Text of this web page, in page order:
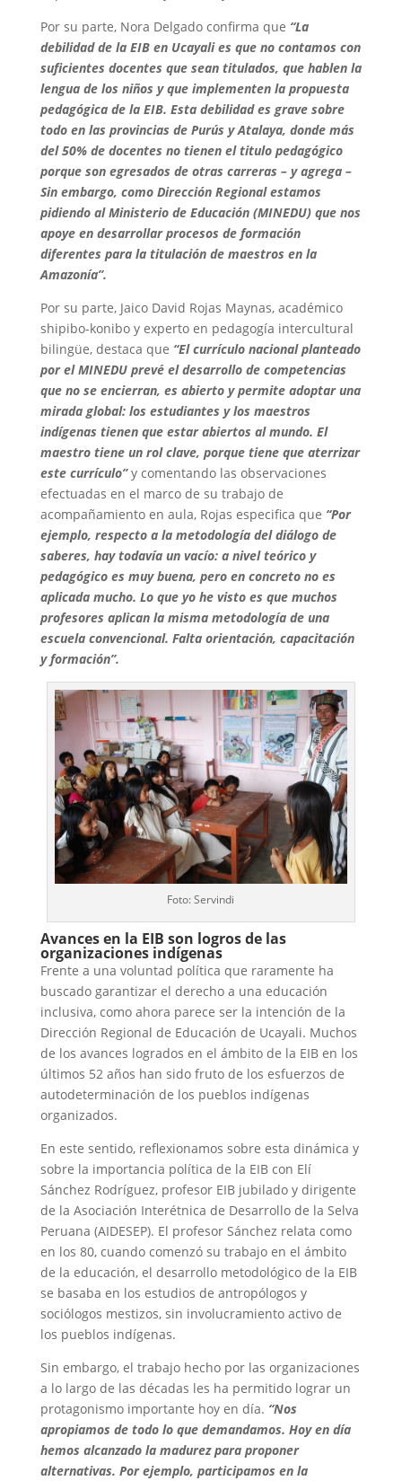
Por su parte, Nora Delgado confirma que “La
debilidad de la EIB en Ucayali es que no contamos con
suficientes docentes que sean titulados, que hablen la
lengua de los niños y que implementen la propuesta
pedagógica de la EIB. Esta debilidad es grave sobre
todo en las provincias de Purús y Atalaya, donde más
del 50% de docentes no tienen el titulo pedagógico
porque son egresados de otras carreras – y agrega –
Sin embargo, como Dirección Regional estamos
pidiendo al Ministerio de Educación (MINEDU) que nos
apoye en desarrollar procesos de formación
diferentes para la titulación de maestros en la
Amazonía”.
Por su parte, Jaico David Rojas Maynas, académico
shipibo-konibo y experto en pedagogía intercultural
bilingüe, destaca que “El currículo nacional planteado
por el MINEDU prevé el desarrollo de competencias
que no se encierran, es abierto y permite adoptar una
mirada global: los estudiantes y los maestros
indígenas tienen que estar abiertos al mundo. El
maestro tiene un rol clave, porque tiene que aterrizar
este currículo”y comentando las observaciones
efectuadas en el marco de su trabajo de
acompañamiento en aula, Rojas especifica que “Por
ejemplo, respecto a la metodología del diálogo de
saberes, hay todavía un vacío: a nivel teórico y
pedagógico es muy buena, pero en concreto no es
aplicada mucho. Lo que yo he visto es que muchos
profesores aplican la misma metodología de una
escuela convencional. Falta orientación, capacitación
y formación”.
Foto: Servindi
Avances en la EIB son logros de las
organizaciones indígenas
Frente a una voluntad política que raramente ha
buscado garantizar el derecho a una educación
inclusiva, como ahora parece ser la intención de la
Dirección Regional de Educación de Ucayali. Muchos
de los avances logrados en el ámbito de la EIB en los
últimos 52 años han sido fruto de los esfuerzos de
autodeterminación de los pueblos indígenas
organizados.
En este sentido, reflexionamos sobre esta dinámica y
sobre la importancia política de la EIB con Elí
Sánchez Rodríguez, profesor EIB jubilado y dirigente
de la Asociación Interétnica de Desarrollo de la Selva
Peruana (AIDESEP). El profesor Sánchez relata como
en los 80, cuando comenzó su trabajo en el ámbito
de la educación, el desarrollo metodológico de la EIB
se basaba en los estudios de antropólogos y
sociólogos mestizos, sin involucramiento activo de
los pueblos indígenas.
Sin embargo, el trabajo hecho por las organizaciones
a lo largo de las décadas les ha permitido lograr un
protagonismo importante hoy en día. “Nos
apropiamos de todo lo que demandamos. Hoy en día
hemos alcanzado la madurez para proponer
alternativas. Por ejemplo, participamos en la